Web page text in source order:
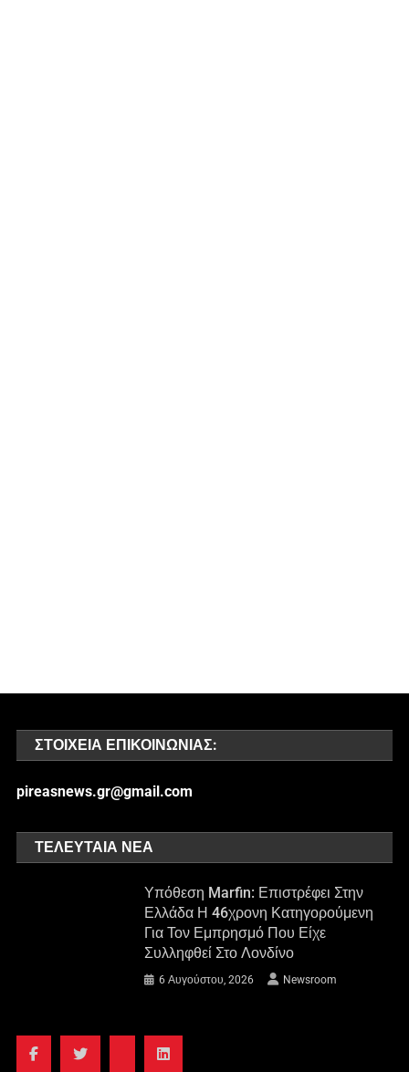
ΣΤΟΙΧΕΊΑ ΕΠΙΚΟΙΝΩΝΊΑΣ:
pireasnews.gr@gmail.com
ΤΕΛΕΥΤΑΊΑ ΝΈΑ
Υπόθεση Marfin: Επιστρέφει Στην
Ελλάδα Η 46χρονη Κατηγορούμενη
Για Τον Εμπρησμό Που Είχε
Συλληφθεί Στο Λονδίνο
6 Αυγούστου, 2026 Newsroom